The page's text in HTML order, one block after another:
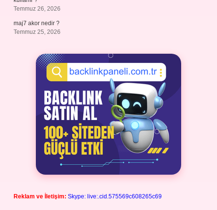
Temmuz 26, 2026
maj7 akor nedir ?
Temmuz 25, 2026
Reklam ve İletişim: Skype: live:.cid.575569c608265c69